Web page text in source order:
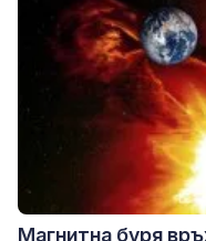
Магнитна буря